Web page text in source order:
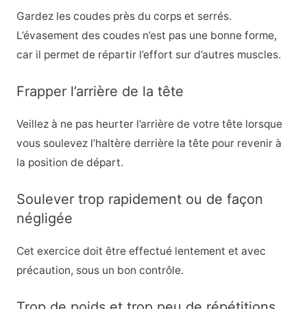
Gardez les coudes près du corps et serrés.
L’évasement des coudes n’est pas une bonne forme,
car il permet de répartir l’effort sur d’autres muscles.
Frapper l’arrière de la tête
Veillez à ne pas heurter l’arrière de votre tête lorsque
vous soulevez l’haltère derrière la tête pour revenir à
la position de départ.
Soulever trop rapidement ou de façon
négligée
Cet exercice doit être effectué lentement et avec
précaution, sous un bon contrôle.